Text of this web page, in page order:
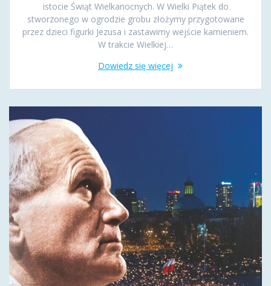
istocie Świąt Wielkanocnych. W Wielki Piątek do
stworzonego w ogrodzie grobu złożymy przygotowane
przez dzieci figurki Jezusa i zastawimy wejście kamieniem.
W trakcie Wielkiej…
Dowiedz się więcej